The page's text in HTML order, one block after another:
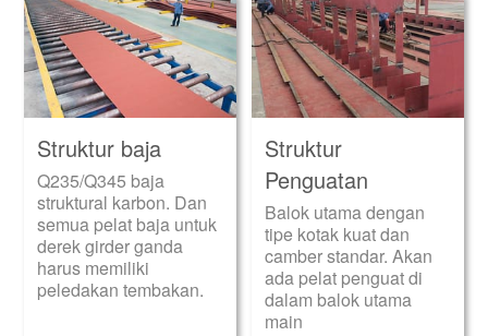
Struktur baja
Q235/Q345 baja
struktural karbon. Dan
semua pelat baja untuk
derek girder ganda
harus memiliki
peledakan tembakan.
Struktur
Penguatan
Balok utama dengan
tipe kotak kuat dan
camber standar. Akan
ada pelat penguat di
dalam balok utama
main